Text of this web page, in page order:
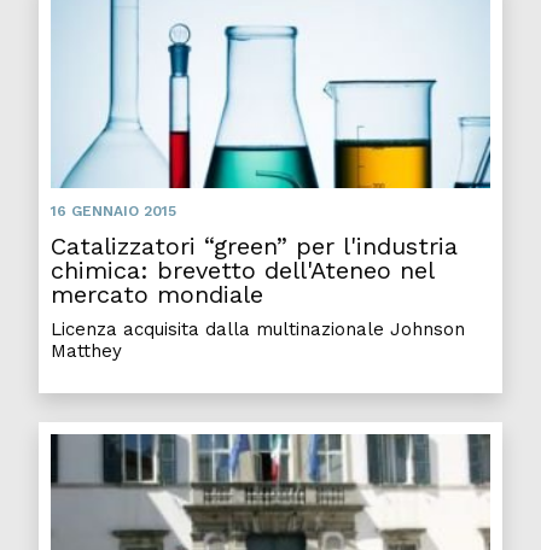
16 GENNAIO 2015
Catalizzatori “green” per l'industria
chimica: brevetto dell'Ateneo nel
mercato mondiale
Licenza acquisita dalla multinazionale Johnson
Matthey